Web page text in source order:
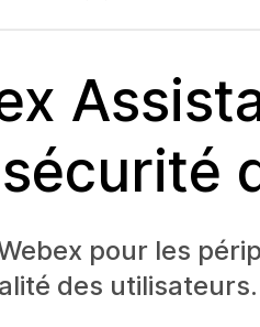
pour les
des utilisateurs.